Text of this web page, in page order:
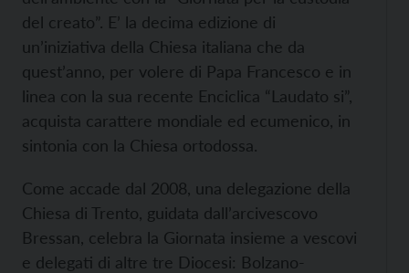
del creato”. E’ la decima edizione di
un’iniziativa della Chiesa italiana che da
quest’anno, per volere di Papa Francesco e in
linea con la sua recente Enciclica “Laudato si”,
acquista carattere mondiale ed ecumenico, in
sintonia con la Chiesa ortodossa.
Come accade dal 2008, una delegazione della
Chiesa di Trento, guidata dall’arcivescovo
Bressan, celebra la Giornata insieme a vescovi
e delegati di altre tre Diocesi: Bolzano-